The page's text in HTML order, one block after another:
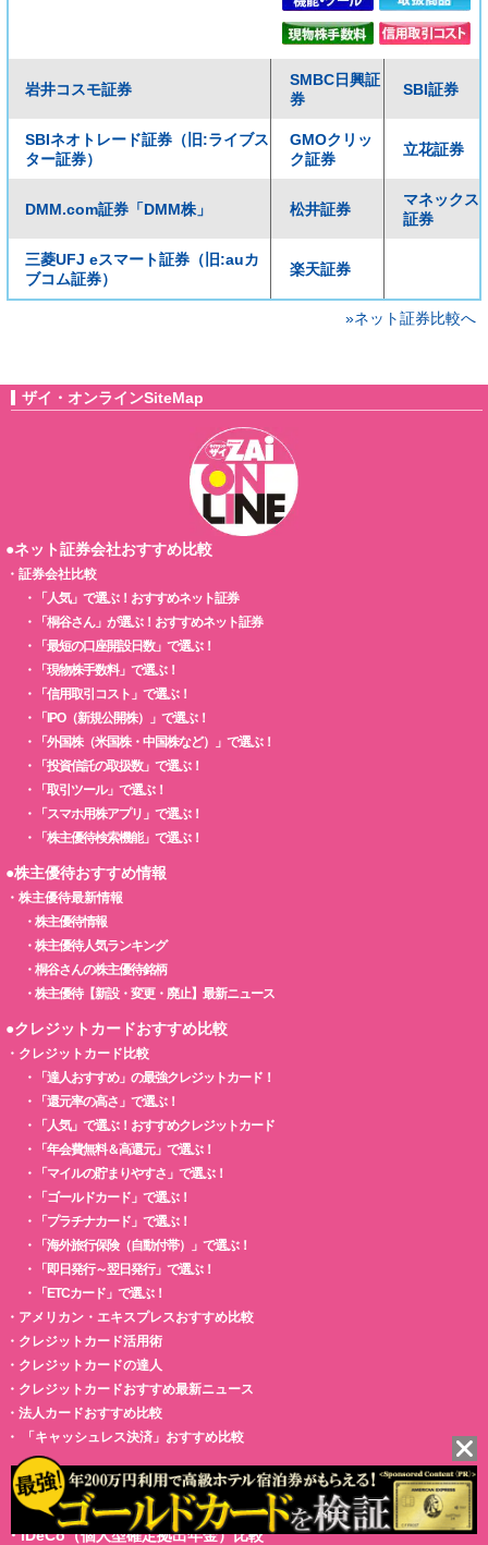
岩井コスモ証券
SMBC日興証
券
SBI証券
SBIネオトレード証券（旧:ライブス
ター証券）
GMOクリッ
ク証券
立花証券
DMM.com証券「DMM株」 松井証券
マネックス
証券
三菱UFJ eスマート証券（旧:auカ
ブコム証券）
楽天証券
»ネット証券比較へ
ザイ・オンラインSiteMap
●ネット証券会社おすすめ比較
・ 証券会社比較
・
「人気」で選ぶ！おすすめネット証券
・
「桐谷さん」が選ぶ！おすすめネット証券
・
「最短の口座開設日数」で選ぶ！
・
「現物株手数料」で選ぶ！
・
「信用取引コスト」で選ぶ！
・
「IPO（新規公開株）」で選ぶ！
・
「外国株（米国株・中国株など）」で選ぶ！
・
「投資信託の取扱数」で選ぶ！
・
「取引ツール」で選ぶ！
・
「スマホ用株アプリ」で選ぶ！
・
「株主優待検索機能」で選ぶ！
●株主優待おすすめ情報
・ 株主優待最新情報
・ 株主優待情報
・ 株主優待人気ランキング
・ 桐谷さんの株主優待銘柄
・ 株主優待【新設・変更・廃止】最新ニュース
●クレジットカードおすすめ比較
・ クレジットカード比較
・
「達人おすすめ」の最強クレジットカード！
・
「還元率の高さ」で選ぶ！
・
「人気」で選ぶ！おすすめクレジットカード
・
「年会費無料＆高還元」で選ぶ！
・
「マイルの貯まりやすさ」で選ぶ！
・
「ゴールドカード」で選ぶ！
・
「プラチナカード」で選ぶ！
・
「海外旅行保険（自動付帯）」で選ぶ！
・
「即日発行～翌日発行」で選ぶ！
・
「ETCカード」で選ぶ！
・ アメリカン・エキスプレスおすすめ比較
・ クレジットカード活用術
・ クレジットカードの達人
・ クレジットカードおすすめ最新ニュース
・ 法人カードおすすめ比較
・
「キャッシュレス決済」おすすめ比較
・つみたてNISAおすすめ比較
NISA口座比較
・iDeCo（個人型確定拠出年金）比較